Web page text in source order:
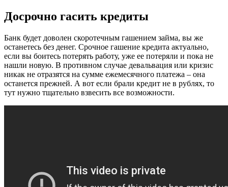
Досрочно гасить кредиты
Банк будет доволен скоротечным гашением займа, вы же
останетесь без денег. Срочное гашение кредита актуально,
если вы боитесь потерять работу, уже ее потеряли и пока не
нашли новую. В противном случае девальвация или кризис
никак не отразятся на сумме ежемесячного платежа – она
останется прежней. А вот если брали кредит не в рублях, то
тут нужно тщательно взвесить все возможности.